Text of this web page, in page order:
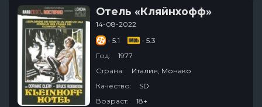
Отель «Кляйнхофф»
14-08-2022
- 5.1
- 5.3
Год:
1977
Страна:
Италия, Монако
Качество:
SD
Возраст:
18+